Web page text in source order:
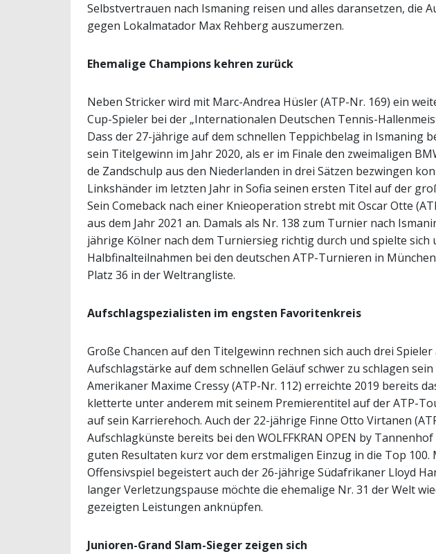
Selbstvertrauen nach Ismaning reisen und alles daransetzen, die
gegen Lokalmatador Max Rehberg auszumerzen.
Ehemalige Champions kehren zurück
Neben Stricker wird mit Marc-Andrea Hüsler (ATP-Nr. 169) ein
Cup-Spieler bei der „Internationalen Deutschen Tennis-
Dass der 27-jährige auf dem schnellen Teppichbelag in Ismaning
sein Titelgewinn im Jahr 2020, als er im Finale den zweimaligen
de Zandschulp aus den Niederlanden in drei Sätzen bezwingen
Linkshänder im letzten Jahr in Sofia seinen ersten Titel auf der
Sein Comeback nach einer Knieoperation strebt mit Oscar Otte
aus dem Jahr 2021 an. Damals als Nr. 138 zum Turnier nach
jährige Kölner nach dem Turniersieg richtig durch und spielte sich
Halbfinalteilnahmen bei den deutschen ATP-Turnieren in
Platz 36 in der Weltrangliste.
Aufschlagspezialisten im engsten Favoritenkreis
Große Chancen auf den Titelgewinn rechnen sich auch drei
Aufschlagstärke auf dem schnellen Geläuf schwer zu schlagen
Amerikaner Maxime Cressy (ATP-Nr. 112) erreichte 2019 bereits
kletterte unter anderem mit seinem Premierentitel auf der ATP-
auf sein Karrierehoch. Auch der 22-jährige Finne Otto Virtanen
Aufschlagkünste bereits bei den WOLFFKRAN OPEN by
guten Resultaten kurz vor dem erstmaligen Einzug in die Top
Offensivspiel begeistert auch der 26-jährige Südafrikaner Lloyd
langer Verletzungspause möchte die ehemalige Nr. 31 der Welt
gezeigten Leistungen anknüpfen.
Junioren-Grand Slam-Sieger zeigen sich